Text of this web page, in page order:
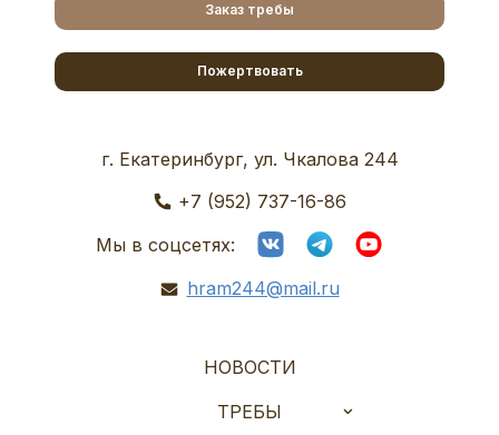
Заказ требы
Пожертвовать
г. Екатеринбург, ул. Чкалова 244
+7 (952) 737-16-86
Мы в соцсетях:
hram244@mail.ru
НОВОСТИ
ТРЕБЫ